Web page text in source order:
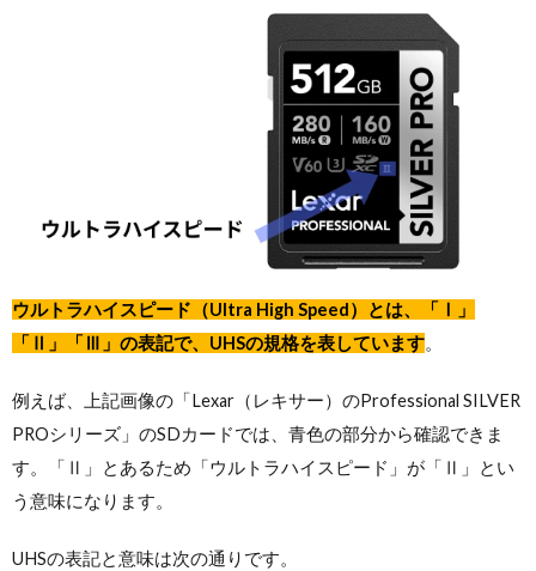
ウルトラハイスピード（Ultra High Speed）とは、「Ⅰ」
「Ⅱ」「Ⅲ」の表記で、UHSの規格を表しています。
例えば、上記画像の「Lexar（レキサー）のProfessional SILVER
PROシリーズ」のSDカードでは、青色の部分から確認できま
す。「Ⅱ」とあるため「ウルトラハイスピード」が「Ⅱ」とい
う意味になります。
UHSの表記と意味は次の通りです。